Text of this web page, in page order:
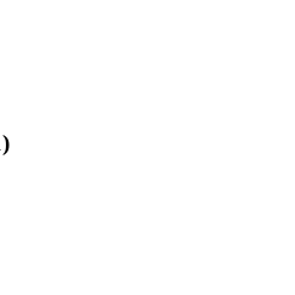
)